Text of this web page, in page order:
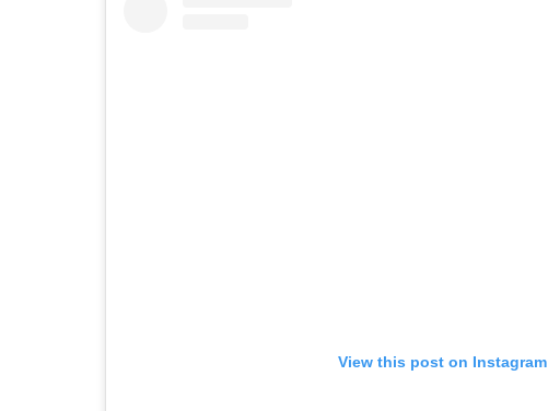
View this post on Instagram